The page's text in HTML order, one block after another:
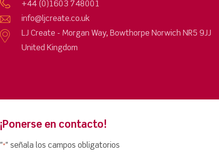
+44 (0)1603 748001
info@ljcreate.co.uk
LJ Create - Morgan Way, Bowthorpe Norwich NR5 9JJ
United Kingdom
¡Ponerse en contacto!
"*" señala los campos obligatorios